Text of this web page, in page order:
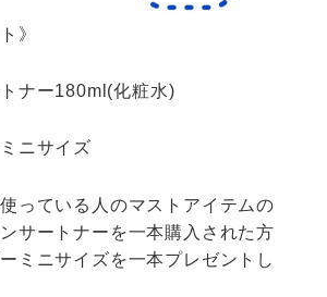
》
ナー180ml(化粧水)
ニサイズ
っている人のマストアイテムの
サートナーを一本購入された方
ミニサイズを一本プレゼントし